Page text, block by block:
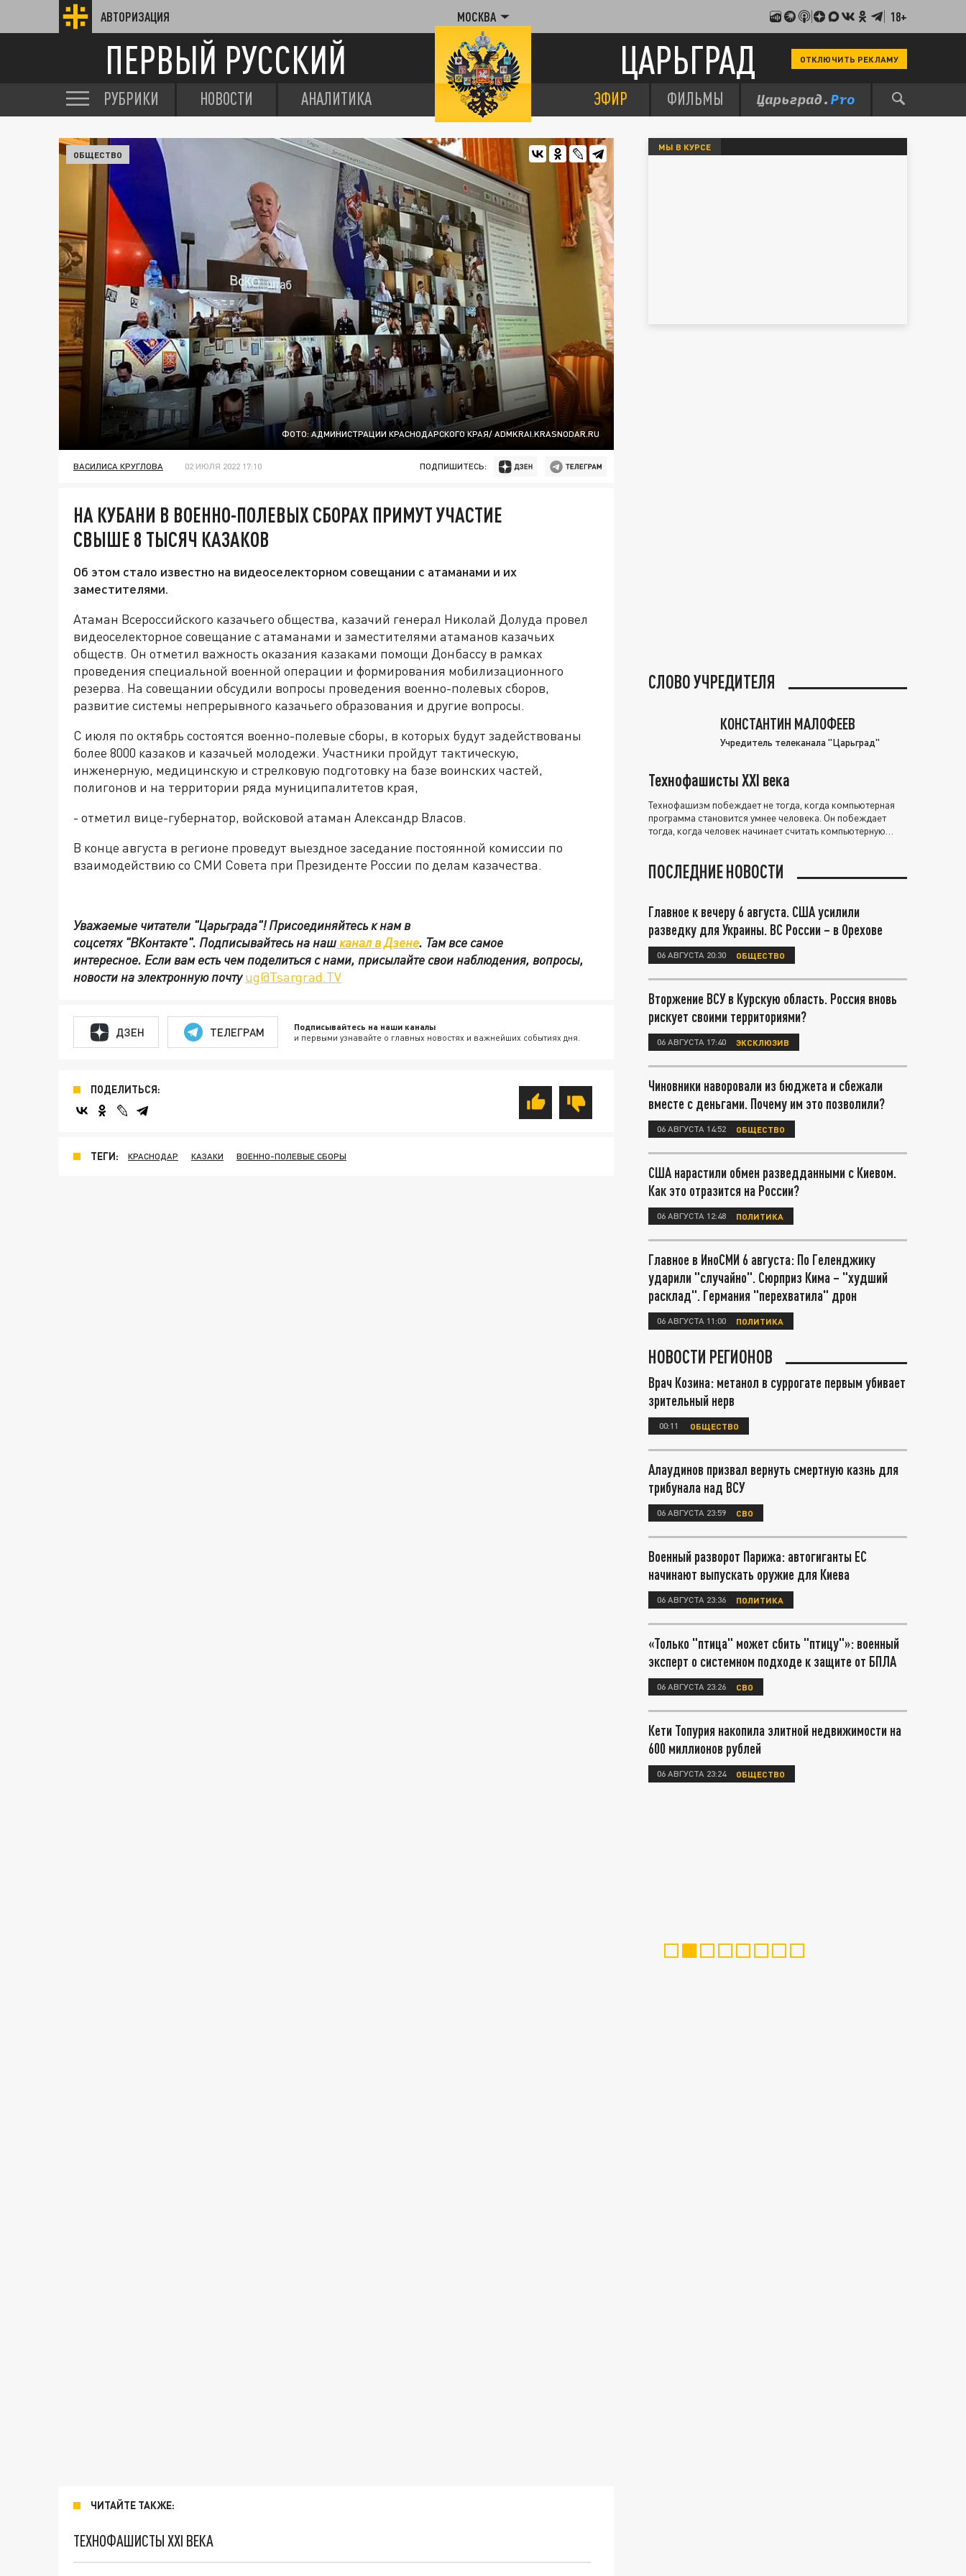
АВТОРИЗАЦИЯ МОСКВА 18+
ПЕРВЫЙ РУССКИЙ ЦАРЬГРАД ОТКЛЮЧИТЬ РЕКЛАМУ
РУБРИКИ НОВОСТИ АНАЛИТИКА ЭФИР ФИЛЬМЫ
ФОТО: АДМИНИСТРАЦИИ КРАСНОДАРСКОГО КРАЯ/ ADMKRAI.KRASNODAR.RU
ОБЩЕСТВО
ВАСИЛИСА КРУГЛОВА 02 ИЮЛЯ 2022 17:10 ПОДПИШИТЕСЬ:
НА КУБАНИ В ВОЕННО-ПОЛЕВЫХ СБОРАХ ПРИМУТ УЧАСТИЕ
СВЫШЕ 8 ТЫСЯЧ КАЗАКОВ
Об этом стало известно на видеоселекторном совещании с атаманами и их
заместителями.
Атаман Всероссийского казачьего общества, казачий генерал Николай Долуда провел
видеоселекторное совещание с атаманами и заместителями атаманов казачьих
обществ. Он отметил важность оказания казаками помощи Донбассу в рамках
проведения специальной военной операции и формирования мобилизационного
резерва. На совещании обсудили вопросы проведения военно-полевых сборов,
развитие системы непрерывного казачьего образования и другие вопросы.
C июля по октябрь состоятся военно-полевые сборы, в которых будут задействованы
более 8000 казаков и казачьей молодежи. Участники пройдут тактическую,
инженерную, медицинскую и стрелковую подготовку на базе воинских частей,
полигонов и на территории ряда муниципалитетов края,
- отметил вице-губернатор, войсковой атаман Александр Власов.
В конце августа в регионе проведут выездное заседание постоянной комиссии по
взаимодействию со СМИ Совета при Президенте России по делам казачества.
Уважаемые читатели "Царьграда"!Присоединяйтесь к нам в
соцсетях"ВКонтакте". Подписывайтесь на нашканал в Дзене. Там все самое
интересное. Если вам есть чем поделиться с нами, присылайте свои наблюдения, вопросы,
новости на электронную почтуug@Tsargrad.TV
ДЗЕН ТЕЛЕГРАМ Подписывайтесь на наши каналы
и первыми узнавайте о главных новостях и важнейших событиях дня.
ПОДЕЛИТЬСЯ:
ТЕГИ: КРАСНОДАР КАЗАКИ ВОЕННО-ПОЛЕВЫЕ СБОРЫ
ЧИТАЙТЕ ТАКЖЕ:
ТЕХНОФАШИСТЫ XXI ВЕКА
МЫ В КУРСЕ
СЛОВО УЧРЕДИТЕЛЯ
КОНСТАНТИН МАЛОФЕЕВ
Учредитель телеканала "Царьград"
Технофашисты XXI века
Технофашизм побеждает не тогда, когда компьютерная
программа становится умнее человека. Он побеждает
тогда, когда человек начинает считать компьютерную
ПОСЛЕДНИЕ НОВОСТИ
Главное к вечеру 6 августа. США усилили
разведку для Украины. ВС России – в Орехове
06 АВГУСТА 20:30 ОБЩЕСТВО
Вторжение ВСУ в Курскую область. Россия вновь
рискует своими территориями?
06 АВГУСТА 17:40 ЭКСКЛЮЗИВ
Чиновники наворовали из бюджета и сбежали
вместе с деньгами. Почему им это позволили?
06 АВГУСТА 14:52 ОБЩЕСТВО
США нарастили обмен разведданными с Киевом.
Как это отразится на России?
06 АВГУСТА 12:48 ПОЛИТИКА
Главное в ИноСМИ 6 августа: По Геленджику
ударили "случайно". Сюрприз Кима – "худший
расклад". Германия "перехватила" дрон
06 АВГУСТА 11:00 ПОЛИТИКА
НОВОСТИ РЕГИОНОВ
Врач Козина: метанол в суррогате первым убивает
зрительный нерв
00:11 ОБЩЕСТВО
Алаудинов призвал вернуть смертную казнь для
трибунала над ВСУ
06 АВГУСТА 23:59 СВО
Военный разворот Парижа: автогиганты ЕС
начинают выпускать оружие для Киева
06 АВГУСТА 23:36 ПОЛИТИКА
«Только "птица" может сбить "птицу"»: военный
эксперт о системном подходе к защите от БПЛА
06 АВГУСТА 23:26 СВО
Кети Топурия накопила элитной недвижимости на
600 миллионов рублей
06 АВГУСТА 23:24 ОБЩЕСТВО